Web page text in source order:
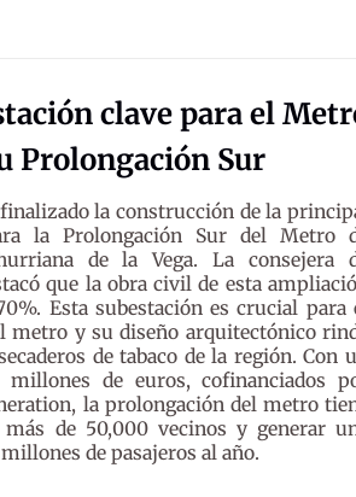
clave para el
Prolongación Sur
la construcción de la
la Prolongación Sur del Metro
de la Vega. La consejera
que la obra civil de esta
Esta subestación es crucial para
metro y su diseño arquitectónico
de tabaco de la región. Con
de euros, cofinanciados
la prolongación del metro
de 50,000 vecinos y generar
de pasajeros al año.